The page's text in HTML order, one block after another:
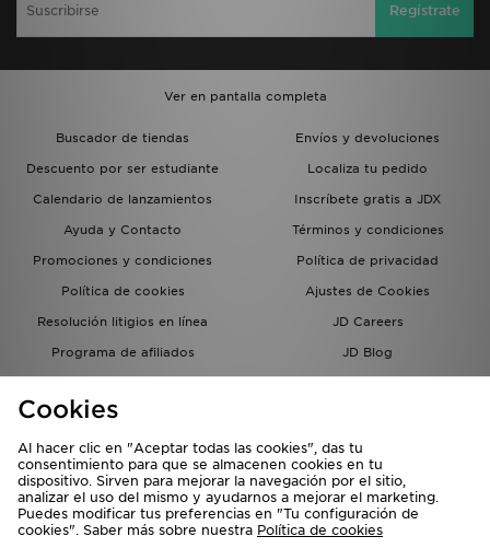
Regístrate
Ver en pantalla completa
Buscador de tiendas
Envíos y devoluciones
Descuento por ser estudiante
Localiza tu pedido
Calendario de lanzamientos
Inscríbete gratis a JDX
Ayuda y Contacto
Términos y condiciones
Promociones y condiciones
Política de privacidad
Política de cookies
Ajustes de Cookies
Resolución litigios en línea
JD Careers
Programa de afiliados
JD Blog
del grupo JD - Whistleblowing
Cookies
Al hacer clic en "Aceptar todas las cookies", das tu
consentimiento para que se almacenen cookies en tu
dispositivo. Sirven para mejorar la navegación por el sitio,
analizar el uso del mismo y ayudarnos a mejorar el marketing.
Puedes modificar tus preferencias en "Tu configuración de
cookies". Saber más sobre nuestra Política de cookies